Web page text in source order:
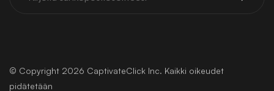
© Copyright 2026 CaptivateClick Inc. Kaikki oikeudet
pidätetään